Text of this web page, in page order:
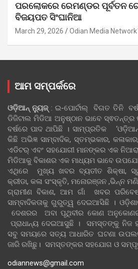
ପରଲୋକରେ ରେମଣ୍ଡର ପୂର୍ବତନ
ବିଜୟପତ ସିଂଘାନିଆ
March 29, 2026 Odian Media
ଆମ ସମ୍ପର୍କରେ
ଓଡ଼ିଆନ୍‍ ନ୍ୟୁଜ୍‍: ଇ-ପୋର୍ଟାଲ୍ ବିଗତ ତିନି
ଡିଜିଟାଲ ମିଡିଆ ଅନୁଷ୍ଠାନ ଭାବେ ସ୍ଵତନ୍ତ୍ର
ବର୍ଷରେ ପାଦ ଥାପିଛି । ସାମ୍ପ୍ରତିକ
କିଛି ଅଭିଜ୍ଞ ସାମ୍ବାଦିକ, ସ୍ତମ୍ଭକାର,
ଏଡିଟର୍ ଏବଂ ସହଯୋଗୀ ମାନଙ୍କର ଏକ
ମିଡିଆକୁ ବିକାଶର ଏକ ମାଧ୍ୟମ ଭାବେ
ଏଥିରେ ମୁଖ୍ୟ ଖବର ବ୍ୟତୀତ ଶିକ୍ଷା,
କ୍ରୀଡା, କଳା ସଂସ୍କୃତି, ମନୋରଞ୍ଜନ ,ଭିନ୍ନ
ଗ୍ରାମୀଣ ବିକାଶ, ଆମ ଗାଁ ଖବର
ସାମ୍ବାଦିକତାକୁ ଗୁରୁତ୍ୱ ଦେଇଆସିଛି ।
ଦେଶରର ଅବା ପୃଥିବୀର କୋଣ
ପ୍ରାଧାନ୍ୟ ଦେଇଆସୁଛି । ସମସ୍ତଙ୍କୁ ନିଜ
ସବୁ ସମୟରେ ସତ୍ୟ ଆଧାରିତ ଘଟଣା
ଜାରି ରଖିଛୁ। ସମସ୍ତଙ୍କର ସହଯୋଗ ଓ
odiannews@gmail.com